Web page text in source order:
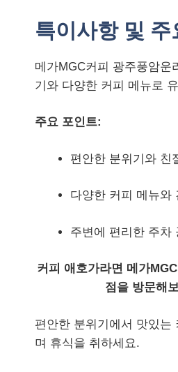
특이사항 및 주
메가MGC커피 광주풍암운
기와 다양한 커피 메뉴로
주요 포인트:
편안한 분위기와 친
다양한 커피 메뉴와
주변에 편리한 주차
커피 애호가라면 메가
점을 방문해
편안한 분위기에서 맛있는
며 휴식을 취하세요.